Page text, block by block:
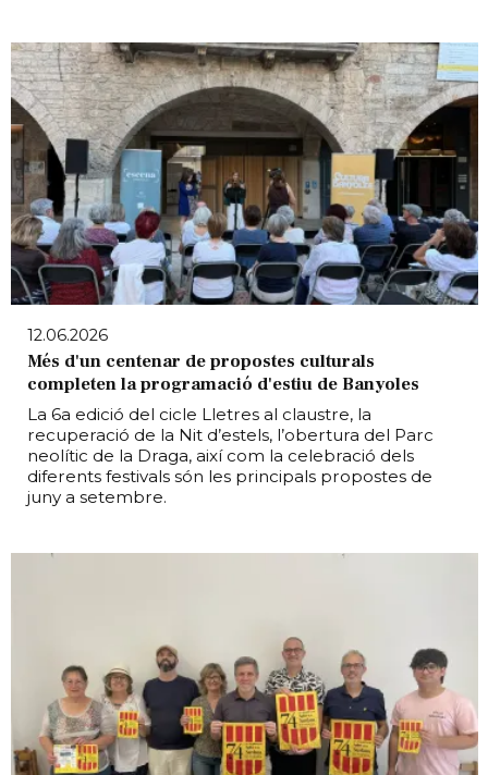
12.06.2026
Més d'un centenar de propostes culturals
completen la programació d'estiu de Banyoles
La 6a edició del cicle Lletres al claustre, la
recuperació de la Nit d’estels, l’obertura del Parc
neolític de la Draga, així com la celebració dels
diferents festivals són les principals propostes de
juny a setembre.